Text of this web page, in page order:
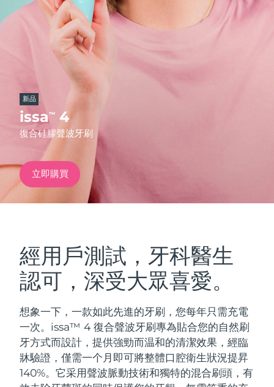
新品
issa™ 4
復合硅膠聲波牙刷
立即購買
經用戶測試，牙科醫生
認可，深受大眾喜愛。
想象一下，一款如此先進的牙刷，您每年只需充電
一次。issa™ 4 復合聲波牙刷專為貼合您的自然刷
牙方式而設計，提供強勁而温和的清潔效果，經臨
牀驗證，僅需一个月即可將整體口腔衛生狀況提昇
140%。它采用聲波脈動技術和獨特的混合刷頭，有
FAQ™ Dual LED Panel
熱門產品
特別優惠
紅光療法
LUNA™ 4 套裝
Anti-aging massage
BEAR™ 2 套裝
Microcurrent toning
補水保濕 口腔護理
預計送達日期 10/08/2026
西班牙 預計送達日期
澳洲
法國
德國
加拿大
奧地利 預計送達日期10/08/2026
巴林 預計送達日期11/08/2026
比利時 預計送達日期 10/08/2026
百慕達 預計送達日期16/08/2026
波士尼亞與赫塞哥維納 預計送達日期13/08/2026